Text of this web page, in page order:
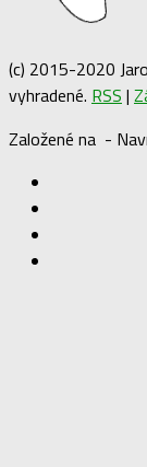
(c) 2015-2020
vyhradené. RSS |
Založené na -